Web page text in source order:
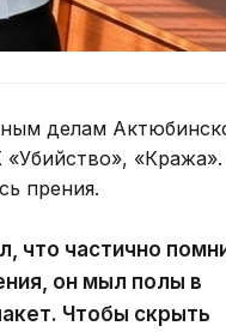
делам
прения.
что частично
он мыл полы в
Чтобы скрыть